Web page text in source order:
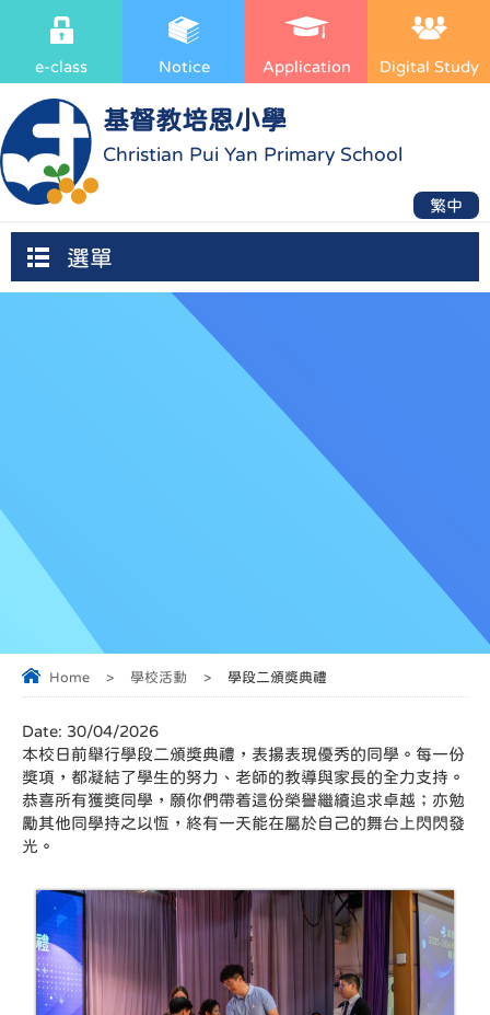
基督教培恩小學
Christian Pui Yan Primary School
e-class Notice Application Digital Study
繁中
選單
Home > 學校活動 > 學段二頒獎典禮
Date: 30/04/2026
本校日前舉行學段二頒獎典禮，表揚表現優秀的同學。每一份
獎項，都凝結了學生的努力、老師的教導與家長的全力支持。
恭喜所有獲獎同學，願你們帶着這份榮譽繼續追求卓越；亦勉
勵其他同學持之以恆，終有一天能在屬於自己的舞台上閃閃發
光。